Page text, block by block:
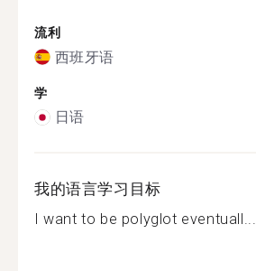
流利
西班牙语
学
日语
我的语言学习目标
I want to be polyglot eventuall...